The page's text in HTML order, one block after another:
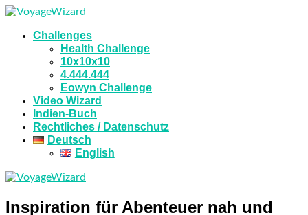
Challenges
Health Challenge
10x10x10
4.444.444
Eowyn Challenge
Video Wizard
Indien-Buch
Rechtliches / Datenschutz
Deutsch
English
Inspiration für Abenteuer nah und